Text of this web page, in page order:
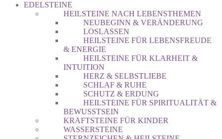
EDELSTEINE
HEILSTEINE NACH LEBENSTHEMEN
NEUBEGINN & VERÄNDERUNG
LOSLASSEN
HEILSTEINE FÜR LEBENSFREUDE
& ENERGIE
HEILSTEINE FÜR KLARHEIT &
INTUITION
HERZ & SELBSTLIEBE
SCHLAF & RUHE
SCHUTZ & ERDUNG
HEILSTEINE FÜR SPIRITUALITÄT &
BEWUSSTSEIN
KRAFTSTEINE FÜR KINDER
WASSERSTEINE